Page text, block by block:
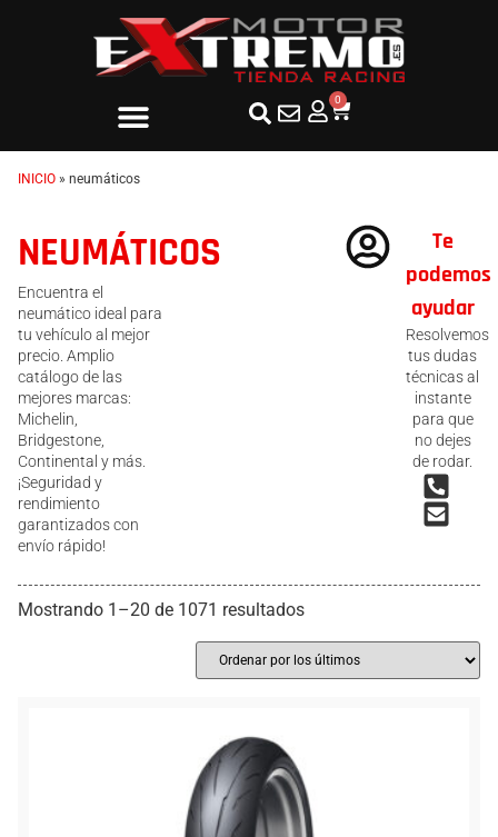
0
INICIO » neumáticos
NEUMÁTICOS
Encuentra el
neumático ideal para
tu vehículo al mejor
precio. Amplio
catálogo de las
mejores marcas:
Michelin,
Bridgestone,
Continental y más.
¡Seguridad y
rendimiento
garantizados con
envío rápido!
Te
podemos
ayudar
Resolvemos
tus dudas
técnicas al
instante
para que
no dejes
de rodar.
Mostrando 1–20 de 1071 resultados